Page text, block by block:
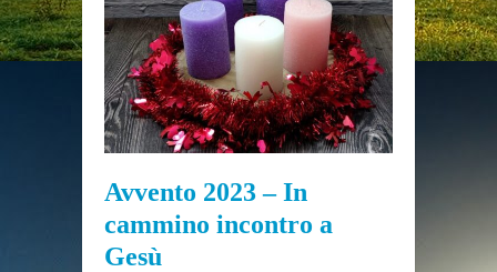
Avvento 2023 – In
cammino incontro a
Gesù